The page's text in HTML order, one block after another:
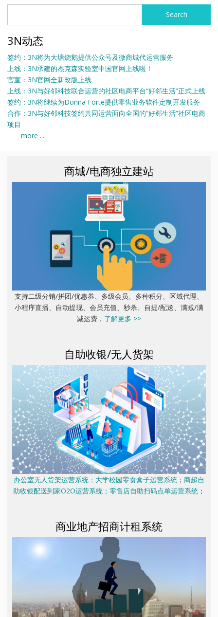
3N动态
签约：3N将为大塘烧鹅提供公众号及微商城代运营服务
上线：3N承建的杰克森实验室中国官网上线啦！
官宣：3N官网全新改版上线
上线：3N与好邻科技联合运营的社区电商平台“好邻生活”正式上线
签约：3N将继续为Donna Forte提供零售业务软件定制开发服务
合作：3N与好邻科技签约共同运营面向全国的“好邻生活”社区电商
项目
more ...
商城/电商独立建站
支持二级分销/拼团/优惠券、多级会员、多种积分、区域代理、
小程序直播、自动提现、会员充值、秒杀、自提/配送、满减/满
减运费， 了解更多 >>
自助收银/无人货架
办公室无人货架运营系统；大学校园零食盒子运营系统 ； 商超自
助收银配送到家O2O运营系统；零售店自助扫码点单运营系统 ；
商业地产招商计租系统